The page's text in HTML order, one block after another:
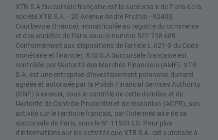
XTB S.A Succursale française est la succursale de Paris de la
société XTB S.A. - 20 Avenue André Prothin - 92400,
Courbevoie (France), immatriculée au registre du commerce
et des sociétés de Paris sous le numéro 522 758 689.
Conformément aux dispositions de l'article L.621-9 du Code
monétaire et financier, XTB S.A Succursale française est
contrôlée par l'Autorité des Marchés Financiers (AMF). XTB
S.A. est une entreprise d'investissement polonaise dument
agréée et autorisée par la Polish Financial Services Authority
(KNF) à exercer, sous le contrôle de cette dernière et de
l'Autorité de Contrôle Prudentiel et de résolution (ACPR), son
activité sur le territoire français, par l'intermédiaire de sa
succursale de Paris, sous le N° 11533 LS. Pour plus
d'informations sur les activités que XTB S.A. est autorisée à